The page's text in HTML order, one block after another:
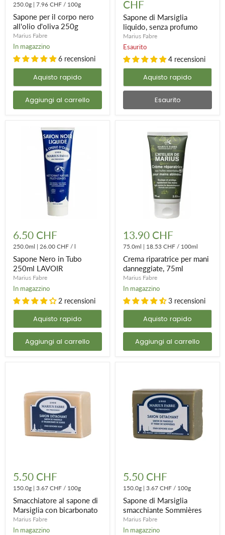
Marsiglia ,burro di karitè e fiore di Tiarè , detersivo per piatti al
saponedi Marsiglia , sapone nero in tubetto , latte corpo
idratante,sapone di Marsiglia per il bucatoe tanti altri prodotti
Marius Fabré!
corpo
nero
all'olio
d'oliva
250g
250.0g | 7.96 CHF / 100g
Sapone per il corpo nero
all'olio d'oliva 250g
Marius Fabre
In magazzino
6 recensioni
Aquisto rapido
Aggiungi al carrello
liquido,
senza
profumo
CHF
Sapone di Marsiglia
liquido, senza profumo
Marius Fabre
Esaurito
4 recensioni
Aquisto rapido
Esaurito
Nero
in
Tubo
250ml
LAVOIR
6.50 CHF
250.0ml | 26.00 CHF / l
Sapone Nero in Tubo
250ml LAVOIR
Marius Fabre
In magazzino
2 recensioni
Aquisto rapido
Aggiungi al carrello
riparatrice
per
mani
danneggiate,
75ml
13.90 CHF
75.0ml | 18.53 CHF / 100ml
Crema riparatrice per mani
danneggiate, 75ml
Marius Fabre
In magazzino
3 recensioni
Aquisto rapido
Aggiungi al carrello
al
sapone
di
Marsiglia
con
bicarbonato
5.50 CHF
150.0g | 3.67 CHF / 100g
Smacchiatore al sapone di
Marsiglia con bicarbonato
Marius Fabre
In magazzino
di
Marsiglia
smacchiante
Sommières
5.50 CHF
150.0g | 3.67 CHF / 100g
Sapone di Marsiglia
smacchiante Sommières
Marius Fabre
In magazzino